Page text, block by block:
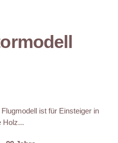
ist für Einsteiger in
Holz...